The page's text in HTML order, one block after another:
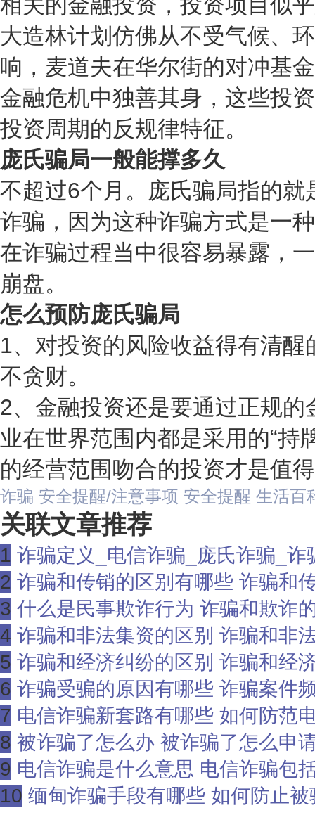
大造林计划仿佛从不受气候、
响，麦道夫在华尔街的对冲基
金融危机中独善其身，这些投
投资周期的反规律特征。
庞氏骗局一般能撑多久
不超过6个月。庞氏骗局指的就
诈骗，因为这种诈骗方式是一
在诈骗过程当中很容易暴露，
崩盘。
怎么预防庞氏骗局
1、对投资的风险收益得有清
不贪财。
2、金融投资还是要通过正规的
业在世界范围内都是采用的“持
的经营范围吻合的投资才是值
诈骗 安全提醒/注意事项 安全提醒 生活百
关联文章推荐
1 诈骗定义_电信诈骗_庞氏诈骗_
2 诈骗和传销的区别有哪些 诈骗和
3 什么是民事欺诈行为 诈骗和欺诈
4 诈骗和非法集资的区别 诈骗和非
5 诈骗和经济纠纷的区别 诈骗和经
6 诈骗受骗的原因有哪些 诈骗案件
7 电信诈骗新套路有哪些 如何防范
8 被诈骗了怎么办 被诈骗了怎么申
9 电信诈骗是什么意思 电信诈骗包
10 缅甸诈骗手段有哪些 如何防止